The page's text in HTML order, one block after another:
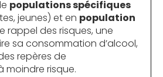
populations spécifiques
jeunes) et en population
rappel des risques, une
sa consommation d’alcool,
repères de
risque.